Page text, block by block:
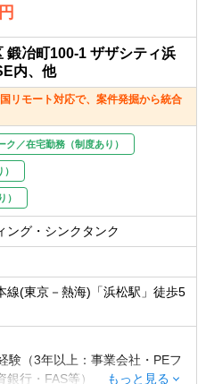
ト～スタッフ〉
にて所得税申告書作成の経験
ンガル（英語と日本語の「聞
く」がビジネスレベルであるこ
・Word・Powerpoint等のPC
鍛冶町100-1 ザザシティ浜
内、他
リモート対応で、案件発掘から統合
ク／在宅勤務（制度あり）
）
ング・シンクタンク
線(東京－熱海)「浜松駅」徒歩5
験（3年以上：事業会社・PEフ
銀行・FAS等）